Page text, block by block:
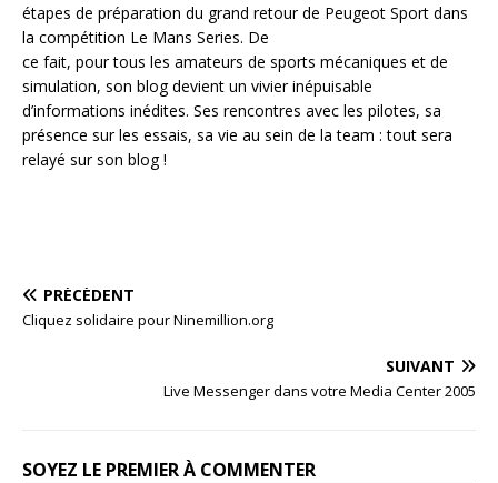
étapes de préparation du grand retour de Peugeot Sport dans
la compétition Le Mans Series. De
ce fait, pour tous les amateurs de sports mécaniques et de
simulation, son blog devient un vivier inépuisable
d’informations inédites. Ses rencontres avec les pilotes, sa
présence sur les essais, sa vie au sein de la team : tout sera
relayé sur son blog !
PRÉCÉDENT
Cliquez solidaire pour Ninemillion.org
SUIVANT
Live Messenger dans votre Media Center 2005
SOYEZ LE PREMIER À COMMENTER